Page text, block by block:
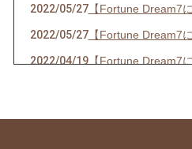
2022/05/27【Fortune Dream7
2022/05/27【Fortune Dream7
2022/04/19【Fortune Dream7